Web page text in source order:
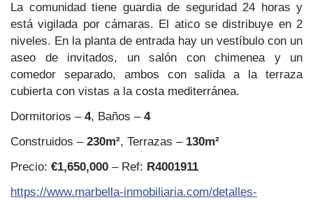
La comunidad tiene guardia de seguridad 24 horas y
está vigilada por cámaras. El atico se distribuye en 2
niveles. En la planta de entrada hay un vestíbulo con un
aseo de invitados, un salón con chimenea y un
comedor separado, ambos con salida a la terraza
cubierta con vistas a la costa mediterránea.
Dormitorios – 4, Baños – 4
Construidos – 230m², Terrazas – 130m²
Precio: €1,650,000 – Ref: R4001911
https://www.marbella-inmobiliaria.com/detalles-